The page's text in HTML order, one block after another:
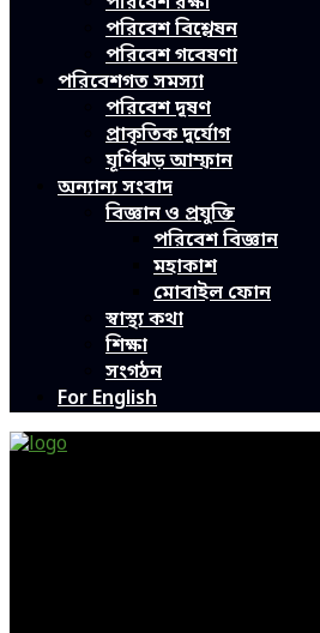
পরিবেশ বিশ্লেষন
পরিবেশ গবেষণা
পরিবেশগত সমস্যা
পরিবেশ দূষণ
প্রাকৃতিক দুর্যোগ
ঘূর্ণিঝড় আম্ফান
অন্যান্য সংবাদ
বিজ্ঞান ও প্রযুক্তি
পরিবেশ বিজ্ঞান
মহাকাশ
মোবাইল ফোন
স্বাস্থ্য কথা
শিক্ষা
সংগঠন
For English